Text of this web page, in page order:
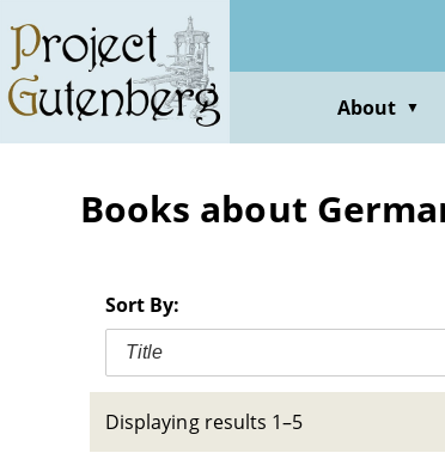
main
content
About ▼
Books about
Sort By:
Title
Displaying results 1–5